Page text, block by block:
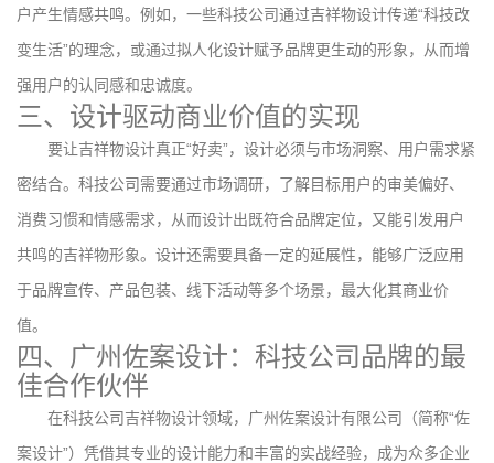
户产生情感共鸣。例如，一些科技公司通过吉祥物设计传递“科技改
变生活”的理念，或通过拟人化设计赋予品牌更生动的形象，从而增
强用户的认同感和忠诚度。
三、设计驱动商业价值的实现
要让吉祥物设计真正“好卖”，设计必须与市场洞察、用户需求紧
密结合。科技公司需要通过市场调研，了解目标用户的审美偏好、
消费习惯和情感需求，从而设计出既符合品牌定位，又能引发用户
共鸣的吉祥物形象。设计还需要具备一定的延展性，能够广泛应用
于品牌宣传、产品包装、线下活动等多个场景，最大化其商业价
值。
四、广州佐案设计：科技公司品牌的最
佳合作伙伴
在科技公司吉祥物设计领域，广州佐案设计有限公司（简称“佐
案设计”）凭借其专业的设计能力和丰富的实战经验，成为众多企业